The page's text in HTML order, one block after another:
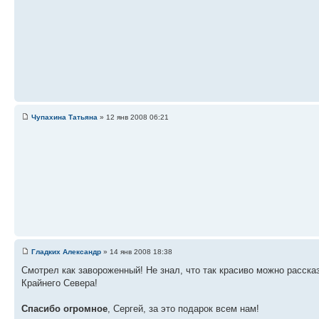
Чупахина Татьяна » 12 янв 2008 06:21
Гладких Александр » 14 янв 2008 18:38
Смотрел как завороженный! Не знал, что так красиво можно
Крайнего Севера!
Спасибо огромное , Сергей, за это подарок всем нам!